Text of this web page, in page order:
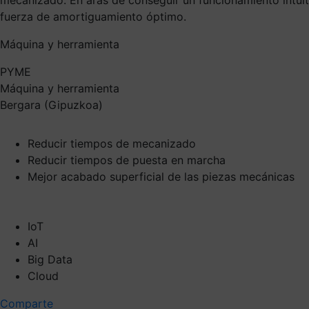
fuerza de amortiguamiento óptimo.
Máquina y herramienta
PYME
Máquina y herramienta
Bergara (Gipuzkoa)
Reducir tiempos de mecanizado
Reducir tiempos de puesta en marcha
Mejor acabado superficial de las piezas mecánicas
IoT
AI
Big Data
Cloud
Comparte